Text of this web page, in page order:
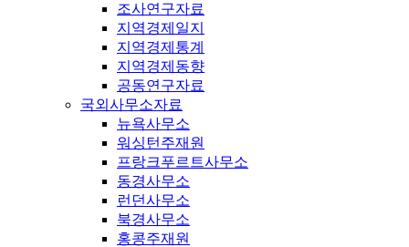
조사연구자료
지역경제일지
지역경제통계
지역경제동향
공동연구자료
국외사무소자료
뉴욕사무소
워싱턴주재원
프랑크푸르트사무소
동경사무소
런던사무소
북경사무소
홍콩주재원